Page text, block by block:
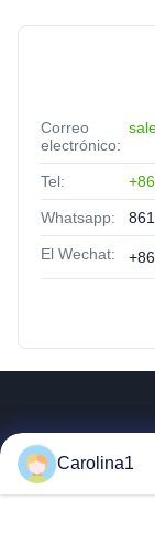
Correo
electrónico:
Tel:
Whatsapp:
El Wechat:
Carolina1